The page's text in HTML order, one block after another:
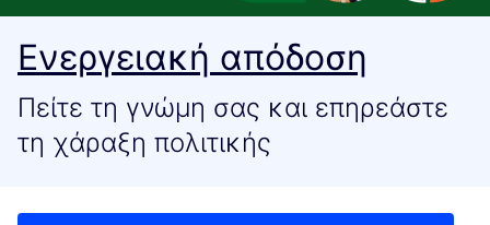
Ενεργειακή απόδοση
Πείτε τη γνώμη σας και επηρεάστε
τη χάραξη πολιτικής